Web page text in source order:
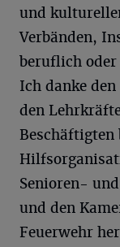
und
Verbänden,
beruflich oder
Ich danke
den
Beschäftigten
Senioren-
und den
Feuerwehr